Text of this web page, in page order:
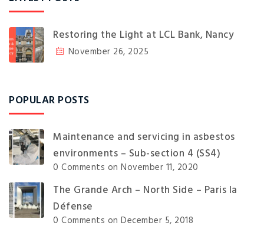
Restoring the Light at LCL Bank, Nancy
November 26, 2025
POPULAR POSTS
Maintenance and servicing in asbestos
environments – Sub-section 4 (SS4)
0 Comments on November 11, 2020
The Grande Arch – North Side – Paris la
Défense
0 Comments on December 5, 2018